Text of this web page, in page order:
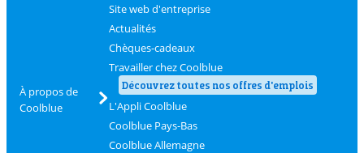
À propos de
Coolblue
Site web d'entreprise
Actualités
Chèques-cadeaux
Travailler chez Coolblue
Découvrez toutes nos offres d'emplois
L'Appli Coolblue
Coolblue Pays-Bas
Coolblue Allemagne